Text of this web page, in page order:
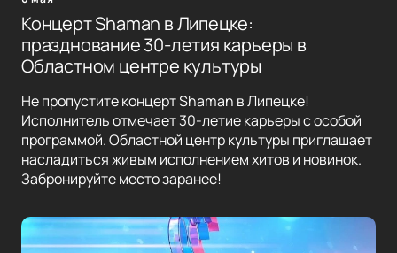
Концерт Shaman в Липецке:
празднование 30-летия карьеры в
Областном центре культуры
Не пропустите концерт Shaman в Липецке!
Исполнитель отмечает 30-летие карьеры с особой
программой. Областной центр культуры приглашает
насладиться живым исполнением хитов и новинок.
Забронируйте место заранее!